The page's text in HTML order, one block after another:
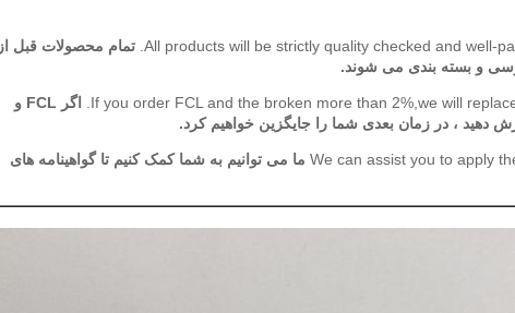
All products will be strictly quality checked and well- تمام محصولات قبل از
و بسته بندی می شوند.
If you order FCL and the broken more than 2%,we will
اگر FCL و
We can assist you to apply ما می توانیم به شما کمک کنیم تا گواهینامه های